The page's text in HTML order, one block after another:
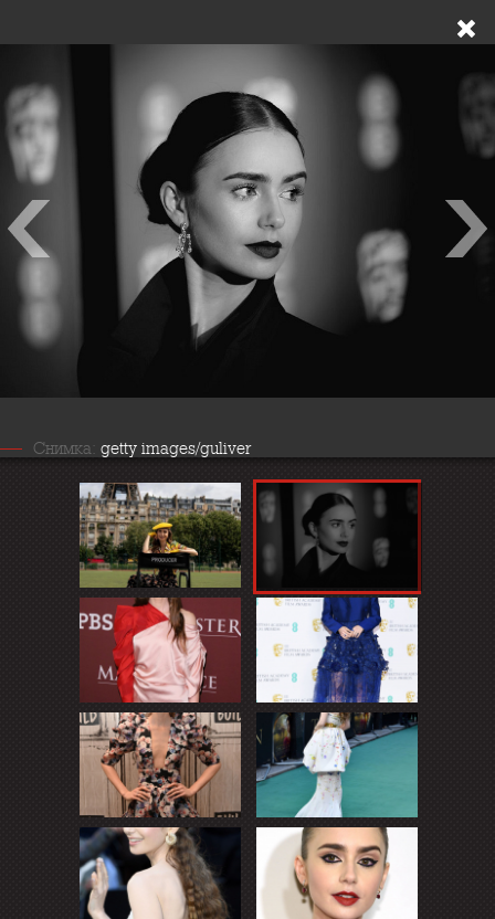
Снимка: getty images/guliver